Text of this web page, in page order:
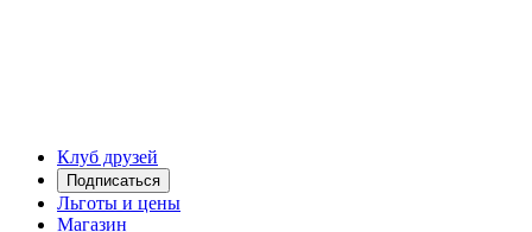
Клуб друзей
Подписаться
Льготы и цены
Магазин